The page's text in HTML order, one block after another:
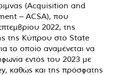
(Acquisition and
– ACSA), που
2022, της
της Κύπρου στο State
το οποίο αναμένεται να
εντός του 2023 με
καθώς και της πρόσφατης